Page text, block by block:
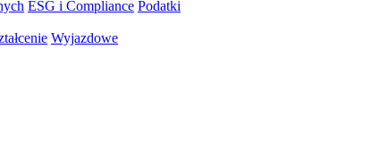
ESG i Compliance Podatki
Wyjazdowe